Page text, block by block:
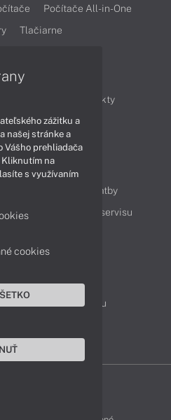
Počítače All-in-One
Tlačiarne
Produkty
Videá
doručenia a platby
služby Cenník servisu
Obchodné oddelenie
Reklamácia tovaru
zážitku a
našej stránke a
Vášho prehliadača
Kliknutím na
s využívaním
cookies